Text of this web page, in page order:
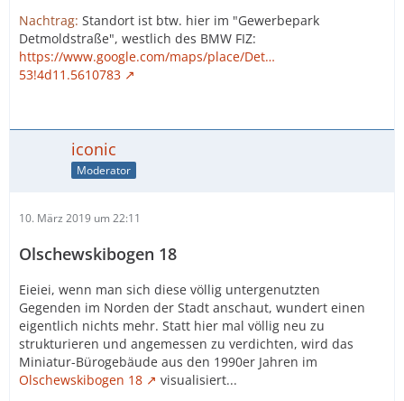
Nachtrag: Standort ist btw. hier im "Gewerbepark
Detmoldstraße", westlich des BMW FIZ:
https://www.google.com/maps/place/Det…
53!4d11.5610783
iconic
Moderator
10. März 2019 um 22:11
Olschewskibogen 18
Eieiei, wenn man sich diese völlig untergenutzten
Gegenden im Norden der Stadt anschaut, wundert einen
eigentlich nichts mehr. Statt hier mal völlig neu zu
strukturieren und angemessen zu verdichten, wird das
Miniatur-Bürogebäude aus den 1990er Jahren im
Olschewskibogen 18
visualisiert...